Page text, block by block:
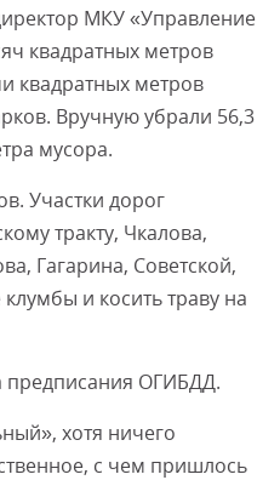
МКУ «Управление
квадратных метров
квадратных метров
Вручную убрали 56,3
мусора.
Участки дорог
тракту, Чкалова,
Гагарина, Советской,
и косить траву на
предписания ОГИБДД.
хотя ничего
с чем пришлось